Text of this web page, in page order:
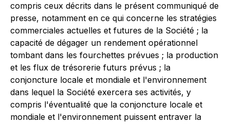
compris ceux décrits dans le présent communiqué de
presse, notamment en ce qui concerne les stratégies
commerciales actuelles et futures de la Société ; la
capacité de dégager un rendement opérationnel
tombant dans les fourchettes prévues ; la production
et les flux de trésorerie futurs prévus ; la
conjoncture locale et mondiale et l'environnement
dans lequel la Société exercera ses activités, y
compris l'éventualité que la conjoncture locale et
mondiale et l'environnement puissent entraver la